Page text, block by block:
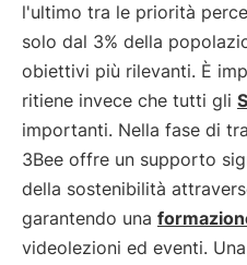
l'ultimo tra le priorità
solo dal 3% della
obiettivi più rilevanti. È
ritiene invece che tutti gli
importanti. Nella fase di
3Bee offre un supporto
della sostenibilità
garantendo una
videolezioni ed eventi.